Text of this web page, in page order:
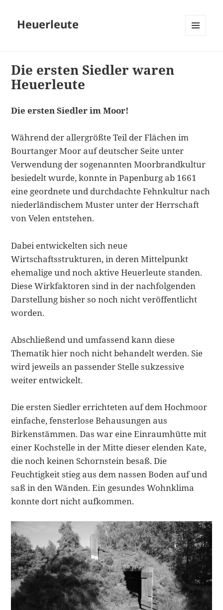
Heuerleute
Die ersten Siedler waren
Heuerleute
Die ersten Siedler im Moor!
Während der allergrößte Teil der Flächen im
Bourtanger Moor auf deutscher Seite unter
Verwendung der sogenannten Moorbrandkultur
besiedelt wurde, konnte in Papenburg ab 1661
eine geordnete und durchdachte Fehnkultur nach
niederländischem Muster unter der Herrschaft
von Velen entstehen.
Dabei entwickelten sich neue
Wirtschaftsstrukturen, in deren Mittelpunkt
ehemalige und noch aktive Heuerleute standen.
Diese Wirkfaktoren sind in der nachfolgenden
Darstellung bisher so noch nicht veröffentlicht
worden.
Abschließend und umfassend kann diese
Thematik hier noch nicht behandelt werden. Sie
wird jeweils an passender Stelle sukzessive
weiter entwickelt.
Die ersten Siedler errichteten auf dem Hochmoor
einfache, fensterlose Behausungen aus
Birkenstämmen. Das war eine Einraumhütte mit
einer Kochstelle in der Mitte dieser elenden Kate,
die noch keinen Schornstein besaß. Die
Feuchtigkeit stieg aus dem nassen Boden auf und
saß in den Wänden. Ein gesundes Wohnklima
konnte dort nicht aufkommen.